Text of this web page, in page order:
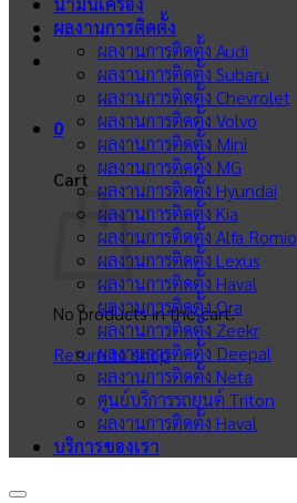
0
Cart
No products in the cart.
Return to shop
ผลงานการติดตั้ง
ผลงานการติดตั้ง Audi
ผลงานการติดตั้ง Subaru
ผลงานการติดตั้ง Chevrolet
ผลงานการติดตั้ง Volvo
ผลงานการติดตั้ง Mini
ผลงานการติดตั้ง MG
ผลงานการติดตั้ง Hyundai
ผลงานการติดตั้ง Kia
ผลงานการติดตั้ง Alfa Romio
ผลงานการติดตั้ง Lexus
ผลงานการติดตั้ง Haval
ผลงานการติดตั้ง Ora
ผลงานการติดตั้ง Zeekr
ผลงานการติดตั้ง Deepal
ผลงานการติดตั้ง Neta
ศูนย์บริการรถยนต์ Triton
ผลงานการติดตั้ง Haval
บริการของเรา